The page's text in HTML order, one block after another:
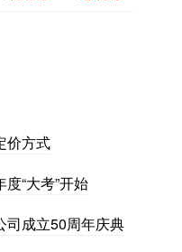
价方式
“大考”开始
司成立50周年庆典